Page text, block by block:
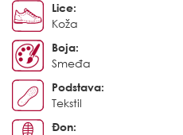
Lice:
Koža
Boja:
Smeđa
Podstava:
Tekstil
Đon: